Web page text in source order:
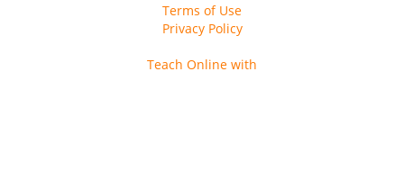
Terms of Use
Privacy Policy
Teach Online with